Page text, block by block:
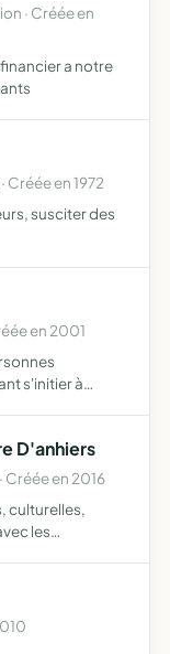
· Créée en
a notre
Créée en 1972
susciter des
en 2001
s'initier à
D'anhiers
Créée en 2016
culturelles,
les